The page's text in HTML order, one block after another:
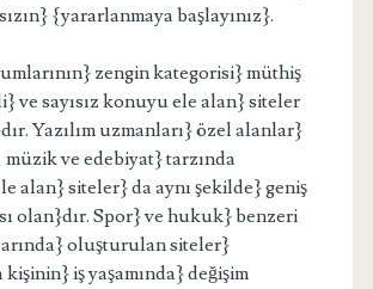
{yararlanmaya başlayınız}.
zengin kategorisi} müthiş
ve sayısız konuyu ele alan} siteler
Yazılım uzmanları} özel alanlar}
ve edebiyat} tarzında
alan} siteler} da aynı şekilde} geniş
olan}dır. Spor} ve hukuk} benzeri
oluşturulan siteler}
iş yaşamında} değişim